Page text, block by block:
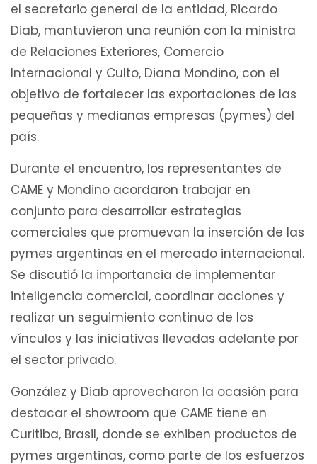
el secretario general de la entidad, Ricardo
Diab, mantuvieron una reunión con la ministra
de Relaciones Exteriores, Comercio
Internacional y Culto, Diana Mondino, con el
objetivo de fortalecer las exportaciones de las
pequeñas y medianas empresas (pymes) del
país.
Durante el encuentro, los representantes de
CAME y Mondino acordaron trabajar en
conjunto para desarrollar estrategias
comerciales que promuevan la inserción de las
pymes argentinas en el mercado internacional.
Se discutió la importancia de implementar
inteligencia comercial, coordinar acciones y
realizar un seguimiento continuo de los
vínculos y las iniciativas llevadas adelante por
el sector privado.
González y Diab aprovecharon la ocasión para
destacar el showroom que CAME tiene en
Curitiba, Brasil, donde se exhiben productos de
pymes argentinas, como parte de los esfuerzos